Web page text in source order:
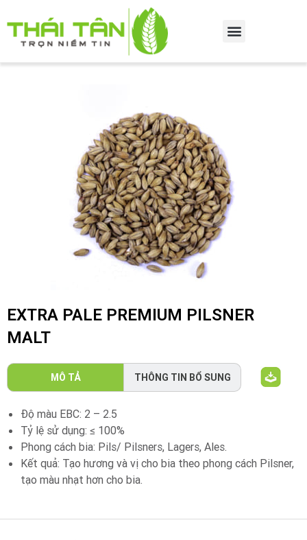
EXTRA PALE PREMIUM PILSNER
MALT
MÔ TẢ THÔNG TIN BỔ SUNG
Độ màu EBC: 2 – 2.5
Tỷ lệ sử dụng: ≤ 100%
Phong cách bia: Pils/ Pilsners, Lagers, Ales.
Kết quả: Tạo hương và vị cho bia theo phong cách Pilsner,
tạo màu nhạt hơn cho bia.